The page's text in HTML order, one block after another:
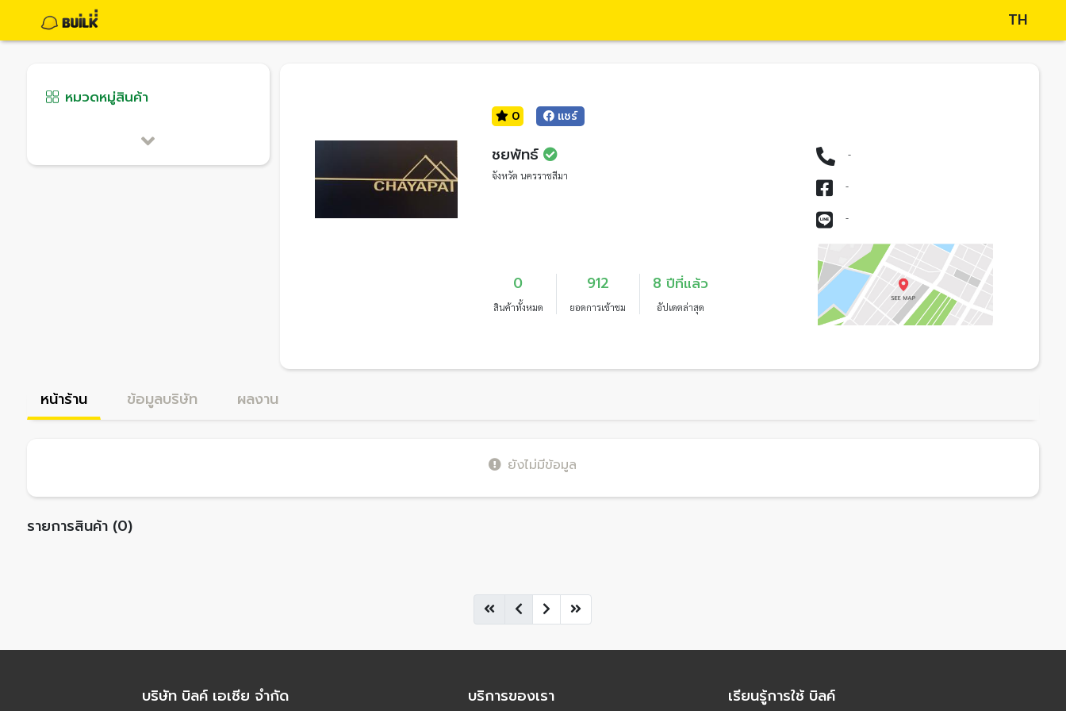
TH
หมวดหมู่สินค้า
0 แชร์
ชยพัทธ์
จังหวัด นครราชสีมา
0
สินค้าทั้งหมด
912
ยอดการเข้าชม
8 ปีที่แล้ว
อัปเดตล่าสุด
-
-
-
หน้าร้าน ข้อมูลบริษัท ผลงาน
ยังไม่มีข้อมูล
รายการสินค้า (0)
บริษัท บิลค์ เอเชีย จำกัด บริการของเรา เรียนรู้การใช้ บิลค์